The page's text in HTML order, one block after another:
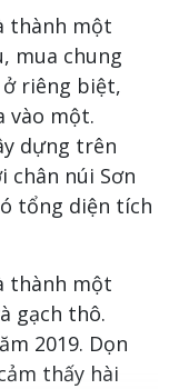
thành một
mua chung
riêng biệt,
vào một.
dựng trên
chân núi Sơn
tổng diện tích
thành một
gạch thô.
2019. Dọn
thấy hài